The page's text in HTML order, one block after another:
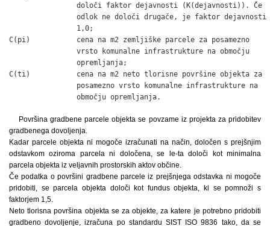
                določi faktor dejavnosti (K(dejavnosti)). Če
                odlok ne določi drugače, je faktor dejavnosti
                1,0;
C(pi)           cena na m2 zemljiške parcele za posamezno
                vrsto komunalne infrastrukture na območju
                opremljanja;
C(ti)           cena na m2 neto tlorisne površine objekta za
                posamezno vrsto komunalne infrastrukture na
                območju opremljanja.
Površina gradbene parcele objekta se povzame iz projekta za pridobitev
gradbenega dovoljenja.
Kadar parcele objekta ni mogoče izračunati na način, določen s prejšnjim
odstavkom oziroma parcela ni določena, se le-ta določi kot minimalna
parcela objekta iz veljavnih prostorskih aktov občine.
Če podatka o površini gradbene parcele iz prejšnjega odstavka ni mogoče
pridobiti, se parcela objekta določi kot fundus objekta, ki se pomnoži s
faktorjem 1,5.
Neto tlorisna površina objekta se za objekte, za katere je potrebno pridobiti
gradbeno dovoljenje, izračuna po standardu SIST ISO 9836 tako, da se